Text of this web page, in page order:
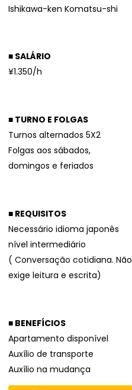
Ishikawa-ken Komatsu-shi
■ SALÁRIO
¥1.350/h
■ TURNO E FOLGAS
Turnos alternados 5X2
Folgas aos sábados,
domingos e feriados
■ REQUISITOS
Necessário idioma japonês
nível intermediário
( Conversação cotidiana. Não
exige leitura e escrita)
■ BENEFÍCIOS
Apartamento disponível
Auxílio de transporte
Auxílio na mudança